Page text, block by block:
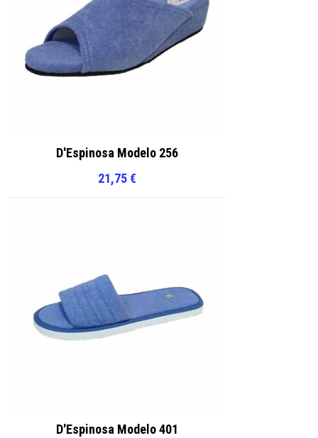
D'Espinosa Modelo 256
21,75€
D'Espinosa Modelo 401